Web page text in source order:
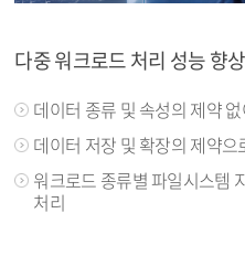
다중 워크로드 처리 성능 향상
데이터 종류 및 속성의 제약
데이터 저장 및 확장의 제약
워크로드 종류별 파일시스템
처리